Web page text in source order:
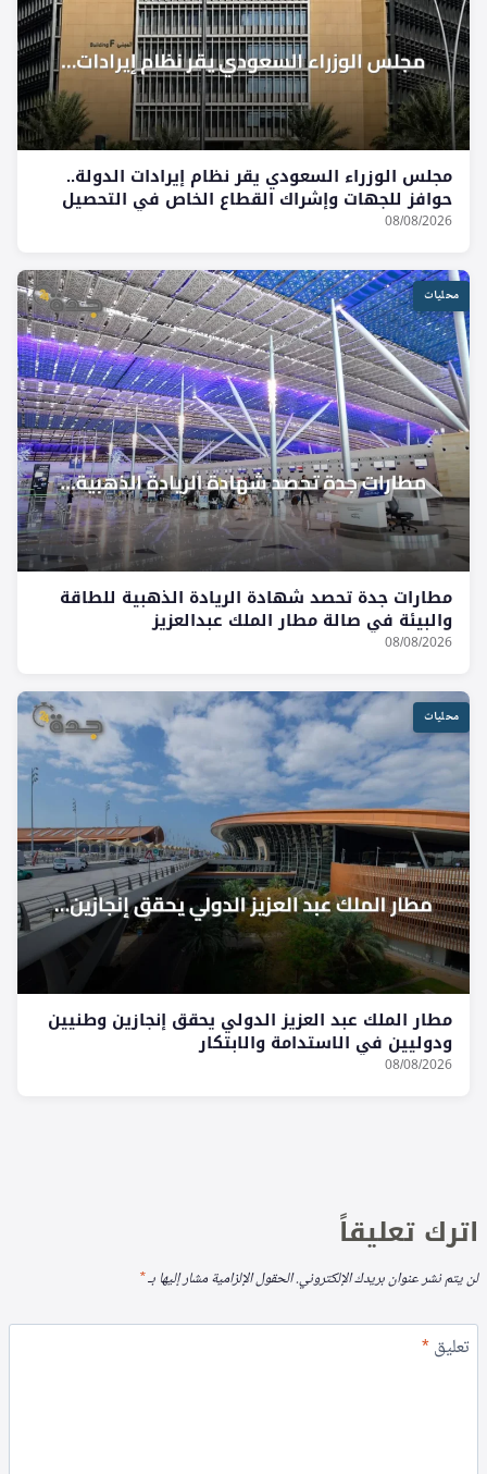
مجلس الوزراء السعودي يقر نظام إيرادات الدولة..
حوافز للجهات وإشراك القطاع الخاص في التحصيل
08/08/2026
محليات
مطارات جدة تحصد شهادة الريادة الذهبية للطاقة
والبيئة في صالة مطار الملك عبدالعزيز
08/08/2026
محليات
مطار الملك عبد العزيز الدولي يحقق إنجازين وطنيين
ودوليين في الاستدامة والابتكار
08/08/2026
اترك تعليقاً
لن يتم نشر عنوان بريدك الإلكتروني.الحقول الإلزامية مشار إليها بـ*
تعليق*